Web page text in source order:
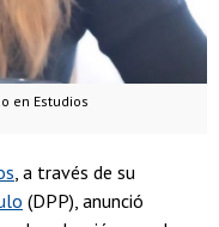
en Estudios
, a través de su
(DPP), anunció